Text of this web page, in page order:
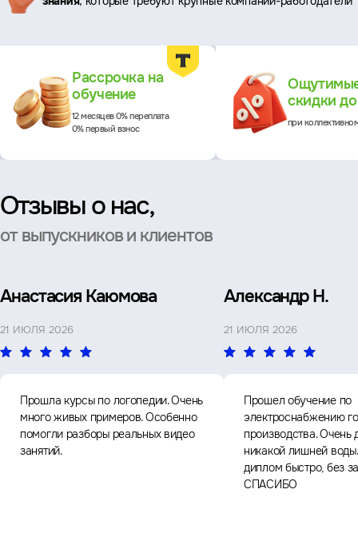
Рассрочка на
обучение
12 месяцев 0% переплата
0% первый взнос
скидки
при
Отзывы о нас,
от выпускников и клиентов
Анастасия Каюмова
21 ИЮЛЯ 2026
Прошла курсы по логопедии. Очень
много живых примеров. Особенно
помогли разборы реальных видео
занятий.
Александр Н.
21 ИЮЛЯ 2026
Прошел обучение по
электроснабжению
производства. Очень
никакой лишней
диплом быстро, без
СПАСИБО